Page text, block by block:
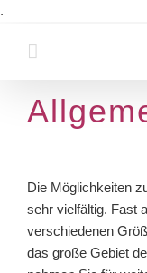
.
Die Möglichkeiten
sehr vielfältig. Fast
verschiedenen
das große Gebiet